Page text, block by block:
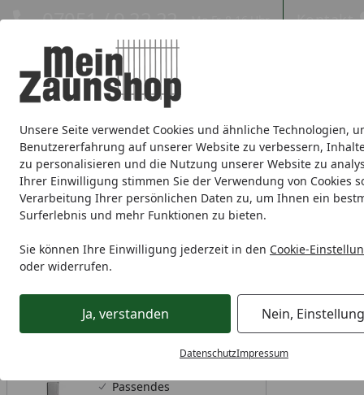
Unsere Seite verwendet Cookies und ähnliche Technologien,
Benutzererfahrung auf unserer Website zu verbessern,
zu personalisieren und die Nutzung unserer Website zu
Ihrer Einwilligung stimmen Sie der Verwendung von Cookies
Verarbeitung Ihrer persönlichen Daten zu, um Ihnen ein
Surferlebnis und mehr Funktionen zu bieten.
Sie können Ihre Einwilligung jederzeit in den Cookie-
oder widerrufen.
Ja, verstanden Nein,
DatenschutzImpressum
Eigene Montage-Teams
07051 / 9 22 22 Mo-Fr. 8-16 Uhr Kontakt
Sichtschutz Doppelstabmatte Zaunsets Gabionen
Zaunmarken
Zaunmarken GroJa GroJa Sichtschutzzäune GroJa
GroJa Solid Sichtschutz
Wählen Sie Ihre Wunschkategorie
Zubehör für Solid Sichtschutz
Zubehör für Solid Sichtschutz
Passendes